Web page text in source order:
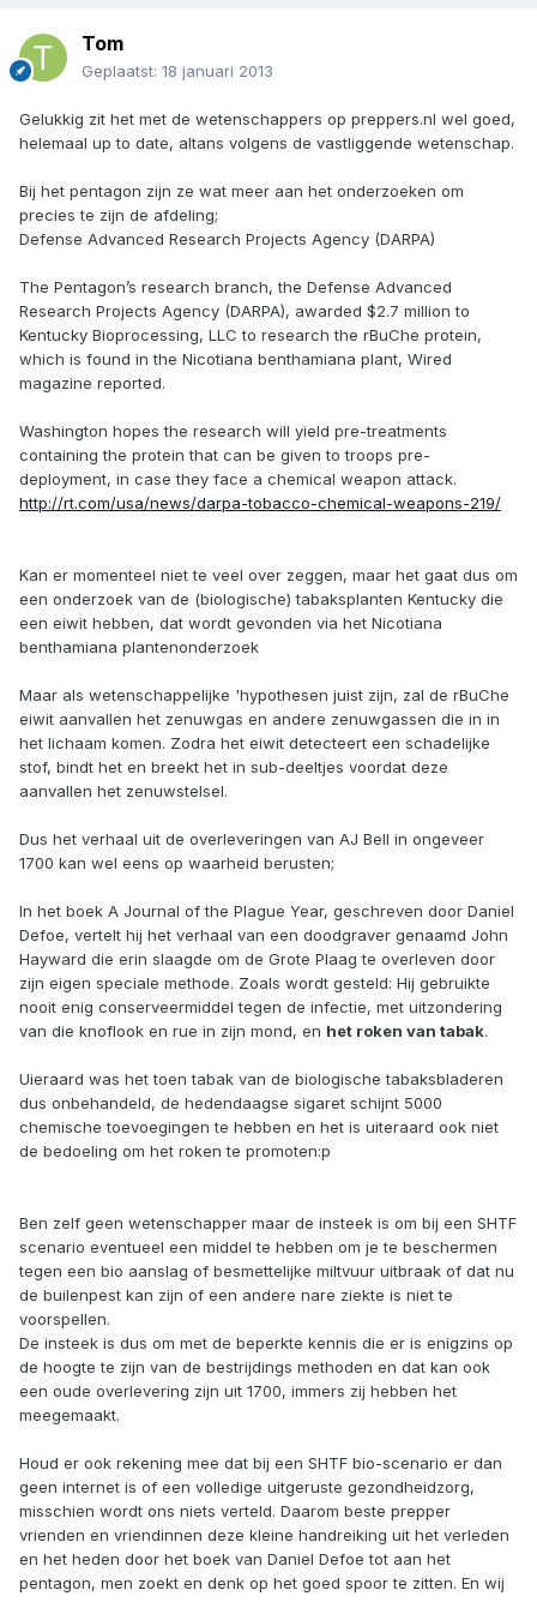
Tom
Geplaatst: 18 januari 2013
Gelukkig zit het met de wetenschappers op preppers.nl wel goed,
helemaal up to date, altans volgens de vastliggende wetenschap.
Bij het pentagon zijn ze wat meer aan het onderzoeken om
precies te zijn de afdeling;
Defense Advanced Research Projects Agency (DARPA)
The Pentagon’s research branch, the Defense Advanced
Research Projects Agency (DARPA), awarded $2.7 million to
Kentucky Bioprocessing, LLC to research the rBuChe protein,
which is found in the Nicotiana benthamiana plant, Wired
magazine reported.
Washington hopes the research will yield pre-treatments
containing the protein that can be given to troops pre-
deployment, in case they face a chemical weapon attack.
http://rt.com/usa/news/darpa-tobacco-chemical-weapons-219/
Kan er momenteel niet te veel over zeggen, maar het gaat dus om
een onderzoek van de (biologische) tabaksplanten Kentucky die
een eiwit hebben, dat wordt gevonden via het Nicotiana
benthamiana plantenonderzoek
Maar als wetenschappelijke 'hypothesen juist zijn, zal de rBuChe
eiwit aanvallen het zenuwgas en andere zenuwgassen die in in
het lichaam komen. Zodra het eiwit detecteert een schadelijke
stof, bindt het en breekt het in sub-deeltjes voordat deze
aanvallen het zenuwstelsel.
Dus het verhaal uit de overleveringen van AJ Bell in ongeveer
1700 kan wel eens op waarheid berusten;
In het boek A Journal of the Plague Year, geschreven door Daniel
Defoe, vertelt hij het ​​verhaal van een doodgraver genaamd John
Hayward die erin slaagde om de Grote Plaag te overleven door
zijn eigen speciale methode. Zoals wordt gesteld: Hij gebruikte
nooit enig conserveermiddel tegen de infectie, met uitzondering
van die knoflook en rue in zijn mond, en het roken van tabak.
Uieraard was het toen tabak van de biologische tabaksbladeren
dus onbehandeld, de hedendaagse sigaret schijnt 5000
chemische toevoegingen te hebben en het is uiteraard ook niet
de bedoeling om het roken te promoten:p
Ben zelf geen wetenschapper maar de insteek is om bij een SHTF
scenario eventueel een middel te hebben om je te beschermen
tegen een bio aanslag of besmettelijke miltvuur uitbraak of dat nu
de builenpest kan zijn of een andere nare ziekte is niet te
voorspellen.
De insteek is dus om met de beperkte kennis die er is enigzins op
de hoogte te zijn van de bestrijdings methoden en dat kan ook
een oude overlevering zijn uit 1700, immers zij hebben het
meegemaakt.
Houd er ook rekening mee dat bij een SHTF bio-scenario er dan
geen internet is of een volledige uitgeruste gezondheidzorg,
misschien wordt ons niets verteld. Daarom beste prepper
vrienden en vriendinnen deze kleine handreiking uit het verleden
en het heden door het boek van Daniel Defoe tot aan het
pentagon, men zoekt en denk op het goed spoor te zitten. En wij